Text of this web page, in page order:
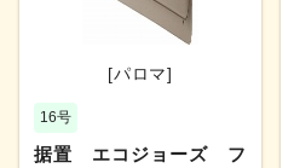
[パロマ]
16号
据置 エコジョーズ フ